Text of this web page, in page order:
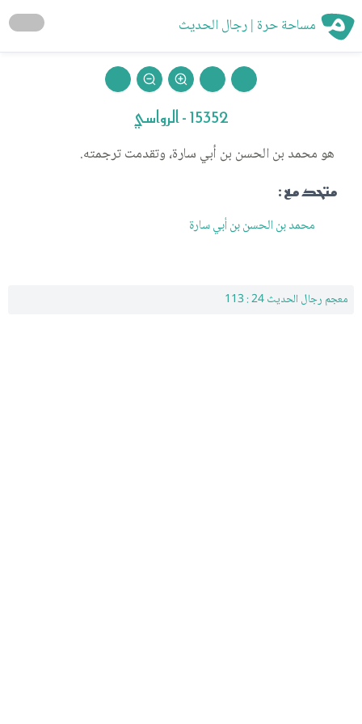
مساحة حرة | رجال الحديث
15352 - الرواسي
هو محمد بن الحسن بن أبي سارة، وتقدمت ترجمته.
متحد مع :
محمد بن الحسن بن أبي سارة
معجم رجال الحديث 24 : 113